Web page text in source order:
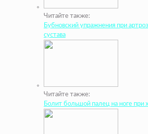
Читайте также:
Бубновский упражнения при
сустава
Читайте также:
Болит большой палец на ноге при